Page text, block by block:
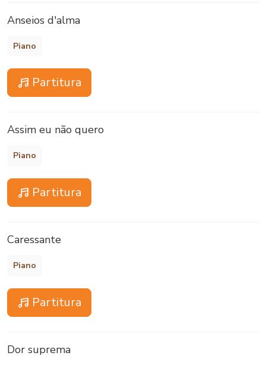
Anseios d'alma
Piano
Partitura
Assim eu não quero
Piano
Partitura
Caressante
Piano
Partitura
Dor suprema